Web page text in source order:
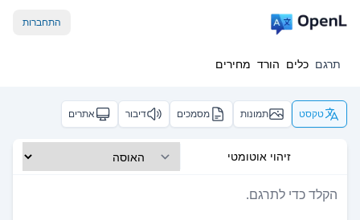
התחברות
תרגם כלים הורד מחירים
טקסט תמונות מסמכים דיבור אתרים
זיהוי אוטומטי